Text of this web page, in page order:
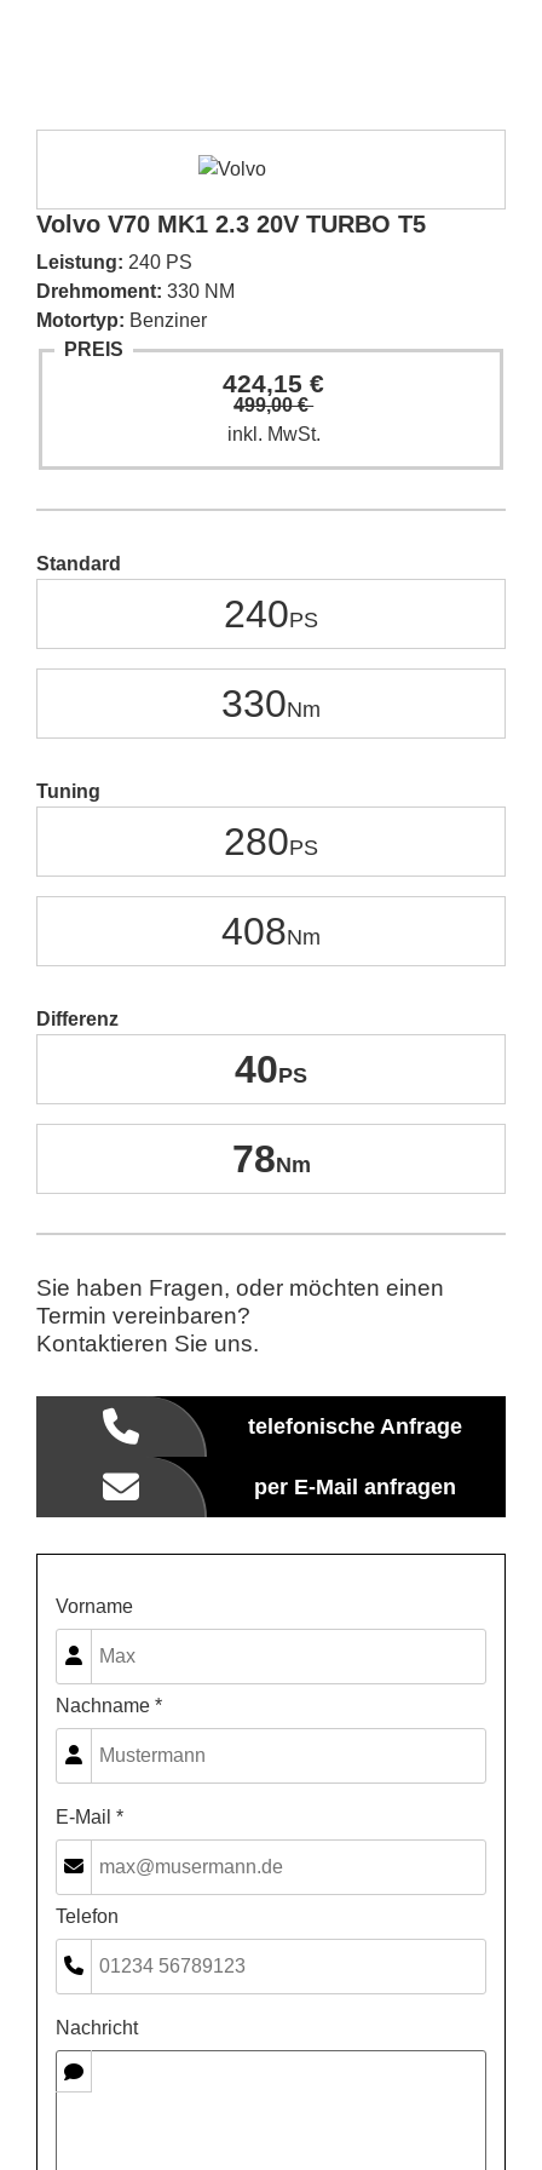
Volvo V70 MK1 2.3 20V TURBO T5
Leistung: 240 PS
Drehmoment: 330 NM
Motortyp: Benziner
PREIS
424,15 €
499,00 €
inkl. MwSt.
Standard
240
330
Tuning
280
408
Differenz
40
78
Sie haben Fragen, oder möchten einen
Termin vereinbaren?
Kontaktieren Sie uns.
telefonische Anfrage
per E-Mail anfragen
Vorname
Nachname *
E-Mail *
Telefon
Nachricht